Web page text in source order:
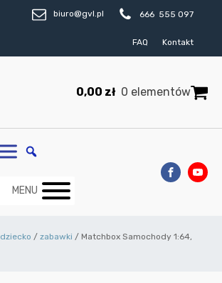
biuro@gvl.pl 666 555 097
FAQ Kontakt
0,00 zł 0 elementów
MENU
dziecko / zabawki / Matchbox Samochody 1:64,